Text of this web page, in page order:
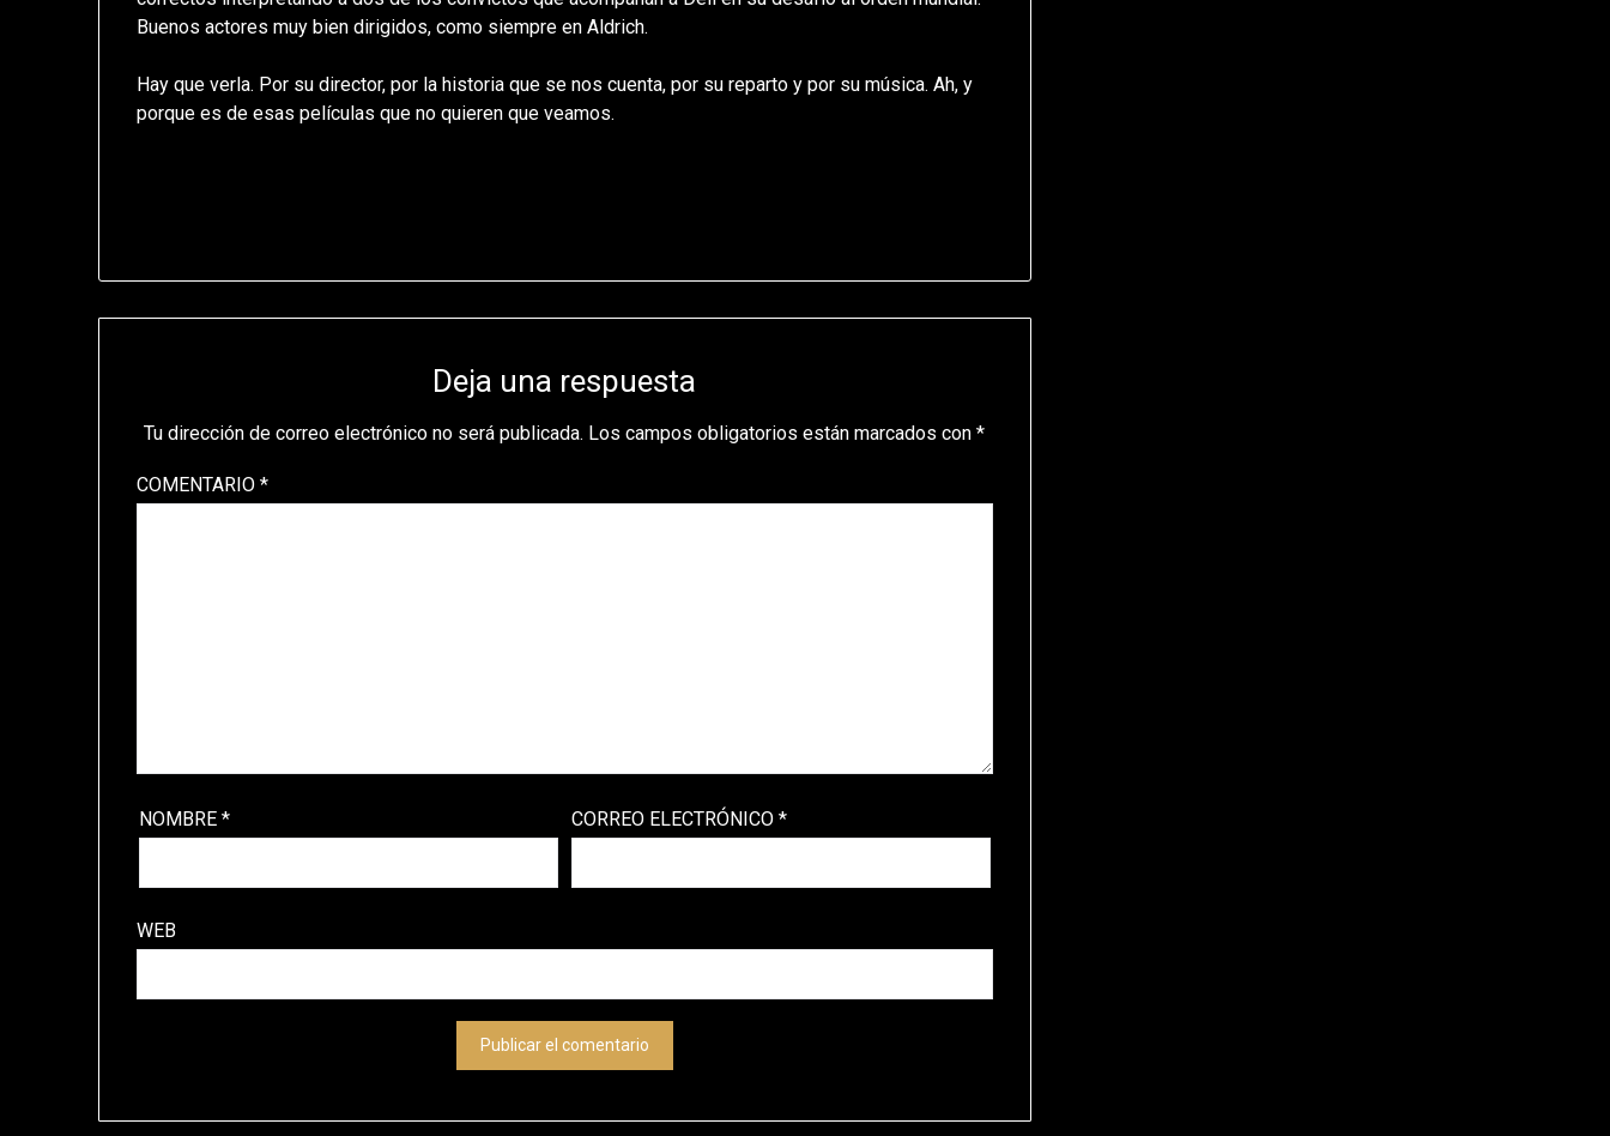
Buenos actores muy bien dirigidos, como siempre en Aldrich.
Hay que verla. Por su director, por la historia que se nos cuenta, por su reparto y por su música. Ah, y
porque es de esas películas que no quieren que veamos.
Deja una respuesta
Tu dirección de correo electrónico no será publicada. Los campos obligatorios están marcados con*
COMENTARIO*
NOMBRE * CORREO ELECTRÓNICO *
WEB